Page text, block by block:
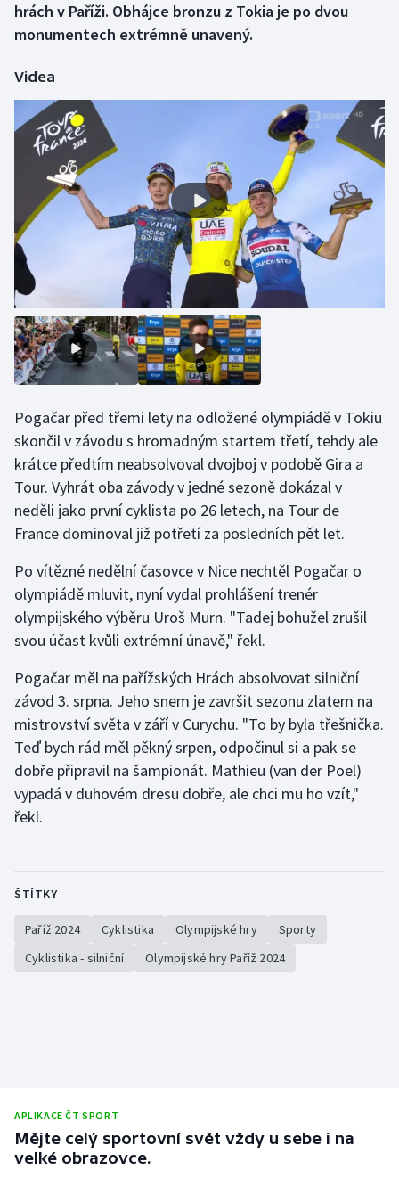
Házená
Jezdectví
Judo
Lezení
Lyže a snowboard
Moderní pětiboj
Motorsport
Olympijské hry
Parasport
Plavání
Plážový volejbal
Ragby
Rychlostní kanoistika
Short track
Sportovní střelba
Veslování
Vodní slalom
hrách v Paříži. Obhájce bronzu z Tokia je po dvou
monumentech extrémně unavený.
Videa
Pogačar před třemi lety na odložené olympiádě v Tokiu
skončil v závodu s hromadným startem třetí, tehdy ale
krátce předtím neabsolvoval dvojboj v podobě Gira a
Tour. Vyhrát oba závody v jedné sezoně dokázal v
neděli jako první cyklista po 26 letech, na Tour de
France dominoval již potřetí za posledních pět let.
Po vítězné nedělní časovce v Nice nechtěl Pogačar o
olympiádě mluvit, nyní vydal prohlášení trenér
olympijského výběru Uroš Murn. "Tadej bohužel zrušil
svou účast kvůli extrémní únavě," řekl.
Pogačar měl na pařížských Hrách absolvovat silniční
závod 3. srpna. Jeho snem je završit sezonu zlatem na
mistrovství světa v září v Curychu. "To by byla třešnička.
Teď bych rád měl pěkný srpen, odpočinul si a pak se
dobře připravil na šampionát. Mathieu (van der Poel)
vypadá v duhovém dresu dobře, ale chci mu ho vzít,"
řekl.
ŠTÍTKY
Paříž 2024 Cyklistika Olympijské hry
Sporty
Cyklistika - silniční
Olympijské hry Paříž 2024
APLIKACE ČT SPORT
Mějte celý sportovní svět vždy u sebe i na
velké obrazovce.